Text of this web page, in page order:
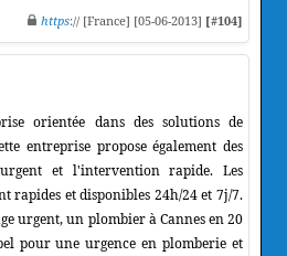
https:// [France] [05-06-2013] [#104]
orientée dans des solutions de
entreprise propose également des
et l'intervention rapide. Les
rapides et disponibles 24h/24 et 7j/7.
urgent, un plombier à Cannes en 20
pour une urgence en plomberie et